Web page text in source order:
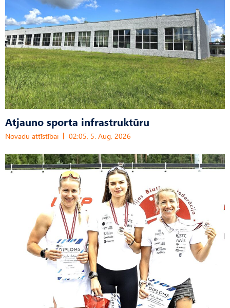
Atjauno sporta infrastruktūru
Novadu attīstībai 02:05, 5. Aug, 2026